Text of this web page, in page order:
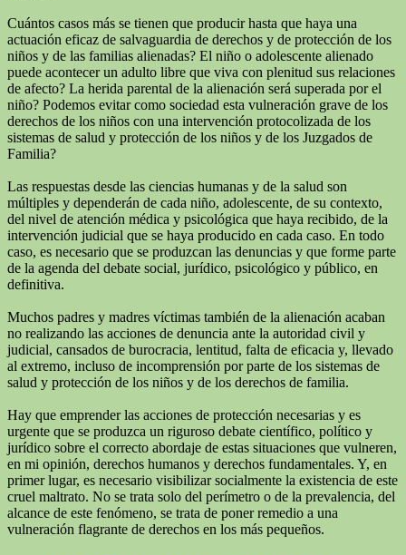
Cuántos casos más se tienen que producir hasta que haya una
actuación eficaz de salvaguardia de derechos y de protección de los
niños y de las familias alienadas? El niño o adolescente alienado
puede acontecer un adulto libre que viva con plenitud sus relaciones
de afecto? La herida parental de la alienación será superada por el
niño? Podemos evitar como sociedad esta vulneración grave de los
derechos de los niños con una intervención protocolizada de los
sistemas de salud y protección de los niños y de los Juzgados de
Familia?
Las respuestas desde las ciencias humanas y de la salud son
múltiples y dependerán de cada niño, adolescente, de su contexto,
del nivel de atención médica y psicológica que haya recibido, de la
intervención judicial que se haya producido en cada caso. En todo
caso, es necesario que se produzcan las denuncias y que forme parte
de la agenda del debate social, jurídico, psicológico y público, en
definitiva.
Muchos padres y madres víctimas también de la alienación acaban
no realizando las acciones de denuncia ante la autoridad civil y
judicial, cansados de burocracia, lentitud, falta de eficacia y, llevado
al extremo, incluso de incomprensión por parte de los sistemas de
salud y protección de los niños y de los derechos de familia.
Hay que emprender las acciones de protección necesarias y es
urgente que se produzca un riguroso debate científico, político y
jurídico sobre el correcto abordaje de estas situaciones que vulneren,
en mi opinión, derechos humanos y derechos fundamentales. Y, en
primer lugar, es necesario visibilizar socialmente la existencia de este
cruel maltrato. No se trata solo del perímetro o de la prevalencia, del
alcance de este fenómeno, se trata de poner remedio a una
vulneración flagrante de derechos en los más pequeños.